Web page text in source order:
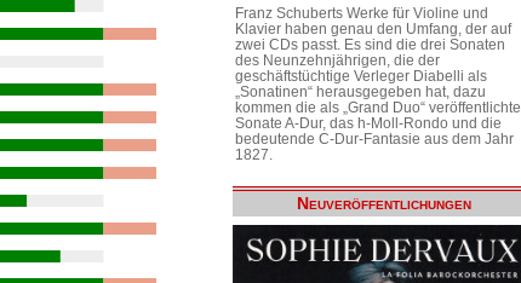
Franz Schuberts Werke für Violine und
Klavier haben genau den Umfang, der auf
zwei CDs passt. Es sind die drei Sonaten
des Neunzehnjährigen, die der
geschäftstüchtige Verleger Diabelli als
„Sonatinen“ herausgegeben hat, dazu
kommen die als „Grand Duo“ veröffentlichte
Sonate A-Dur, das h-Moll-Rondo und die
bedeutende C-Dur-Fantasie aus dem Jahr
1827.
Neuveröffentlichungen